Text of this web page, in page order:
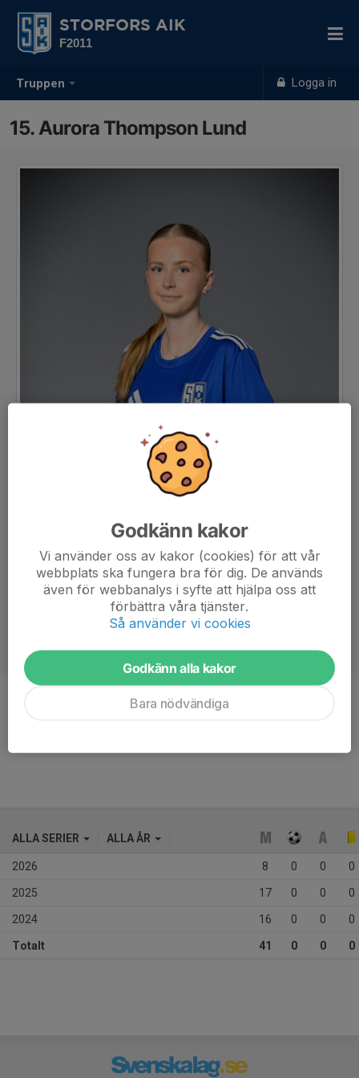
Truppen Logga in
STORFORS AIK
F2011
15. Aurora Thompson Lund
-
ALLA SERIER ALLA ÅR
2026 8 0 0 0
2025 17 0 0 0
2024 16 0 0 0
Totalt 41 0 0 0
Godkänn kakor
Vi använder oss av kakor (cookies) för att vår
webbplats ska fungera bra för dig. De används
även för webbanalys i syfte att hjälpa oss att
förbättra våra tjänster.
Så använder vi cookies
Godkänn alla kakor
Bara nödvändiga